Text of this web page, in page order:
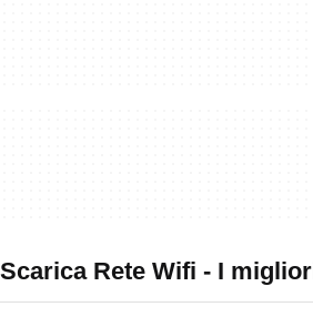
Scarica Rete Wifi - I